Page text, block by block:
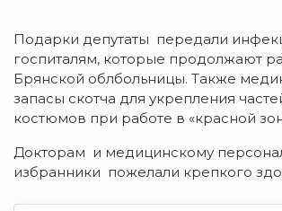
Подарки депутаты передали
госпиталям, которые продолжают
Брянской облбольницы. Также
запасы скотча для укрепления
костюмов при работе в «красной
Докторам и медицинскому
избранники пожелали крепкого